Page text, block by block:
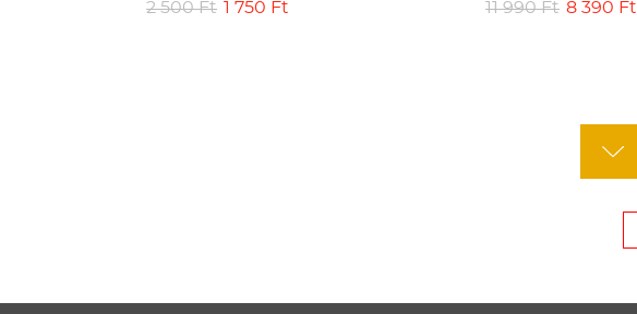
2 500 Ft 1 750 Ft 11 990 Ft 8 390 Ft